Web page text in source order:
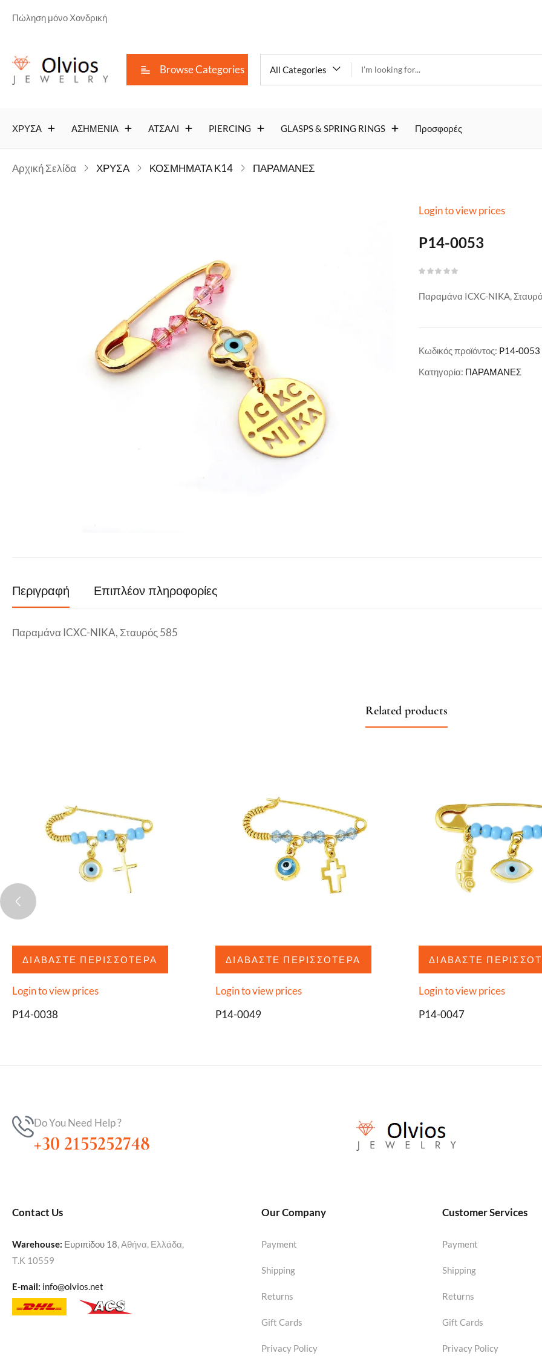
Πώληση μόνο Χονδρική
Browse Categories All Categories
ΧΡΥΣΑ ΑΣΗΜΕΝΙΑ ΑΤΣΑΛΙ PIERCING GLASPS & SPRING RINGS Προσφορές
Αρχική Σελίδα ΧΡΥΣΑ ΚΟΣΜΗΜΑΤΑ Κ14 ΠΑΡΑΜΑΝΕΣ
0053
Login to view prices
P14-0053
Παραμάνα ICXC-NIKA,
Κωδικός προϊόντος: P14-0053
Κατηγορία: ΠΑΡΑΜΑΝΕΣ
Περιγραφή Επιπλέον πληροφορίες
Παραμάνα ICXC-NIKA, Σταυρός 585
Related products
ΔΙΑΒΆΣΤΕ ΠΕΡΙΣΣΌΤΕΡΑ
Login to view prices
P14-0038
ΔΙΑΒΆΣΤΕ ΠΕΡΙΣΣΌΤΕΡΑ
Login to view prices
P14-0049
ΔΙΑΒΆΣΤΕ
Login to view prices
P14-0047
Do You Need Help ?
+30 2155252748
Contact Us
Warehouse: Ευριπίδου 18, Αθήνα, Ελλάδα,
Τ.Κ 10559
E-mail: info@olvios.net
Our Company
Payment
Shipping
Returns
Gift Cards
Privacy Policy
Customer Services
Payment
Shipping
Returns
Gift Cards
Privacy Policy